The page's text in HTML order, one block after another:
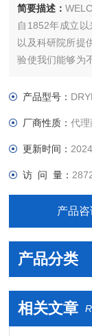
简要描述：
自1852年成立
以及科研院所提
验使我们能够为
片泵，螺旋泵，
等。
产品型号：
厂商性质：代理
更新时间：
访 问 量：
产品咨
产品分类
相关文章